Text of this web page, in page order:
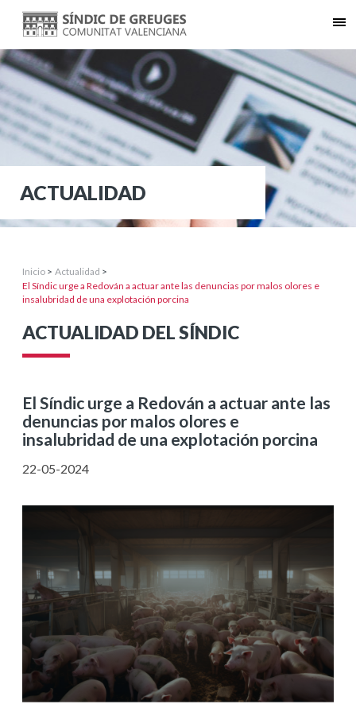
ACTUALIDAD
Inicio > Actualidad >
El Síndic urge a Redován a actuar ante las denuncias por malos olores e
insalubridad de una explotación porcina
ACTUALIDAD DEL SÍNDIC
El Síndic urge a Redován a actuar ante las
denuncias por malos olores e
insalubridad de una explotación porcina
22-05-2024